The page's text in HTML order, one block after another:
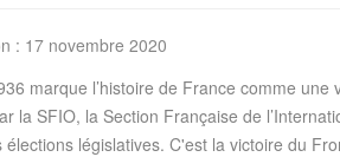
: 17 novembre 2020
marque l’histoire de France comme
la SFIO, la Section Française de
élections législatives. C'est la victoire du